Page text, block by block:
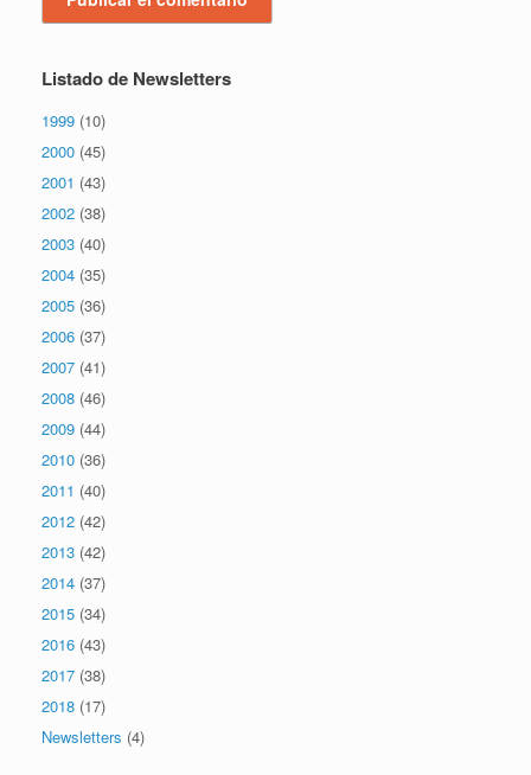
Listado de Newsletters
1999 (10)
2000 (45)
2001 (43)
2002 (38)
2003 (40)
2004 (35)
2005 (36)
2006 (37)
2007 (41)
2008 (46)
2009 (44)
2010 (36)
2011 (40)
2012 (42)
2013 (42)
2014 (37)
2015 (34)
2016 (43)
2017 (38)
2018 (17)
Newsletters (4)